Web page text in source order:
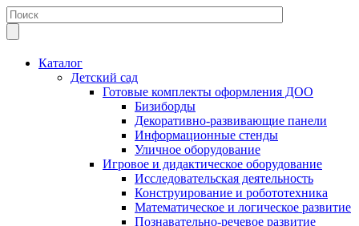
Каталог
Детский сад
Готовые комплекты оформления ДОО
Бизиборды
Декоративно-развивающие панели
Информационные стенды
Уличное оборудование
Игровое и дидактическое оборудование
Исследовательская деятельность
Конструирование и робототехника
Математическое и логическое развитие
Познавательно-речевое развитие